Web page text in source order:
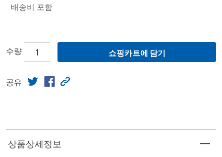
배송비 포함
수량 쇼핑카트에 담기
공유
상품상세정보